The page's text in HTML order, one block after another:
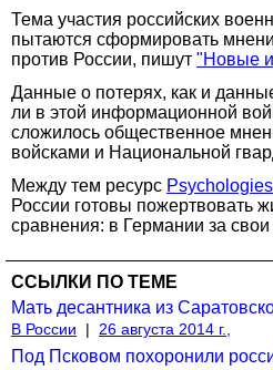
Тема участия российских
пытаются сформировать
против России, пишут "Новые
Данные о потерях, как и
ли в этой информационной
сложилось общественное
войсками и Национальной
Между тем ресурс
России готовы пожертвовать
сравнения: в Германии за
ССЫЛКИ ПО ТЕМЕ
Мать десантника из
В России | 26 августа 2014 г.,
Под Псковом похоронили